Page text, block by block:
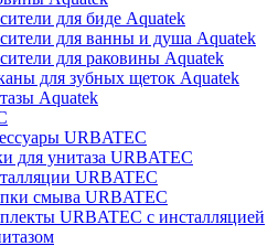
для биде Aquatek
для ванны и душа Aquatek
для раковины Aquatek
для зубных щеток Aquatek
Aquatek
URBATEC
для унитаза URBATEC
URBATEC
смыва URBATEC
URBATEC с инсталляцией